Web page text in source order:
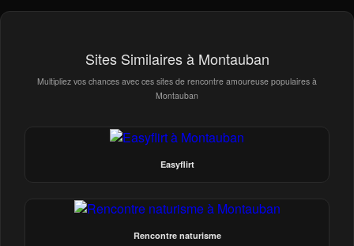
Sites Similaires à Montauban
Multipliez vos chances avec ces sites de rencontre amoureuse populaires à
Montauban
Easyflirt
Rencontre naturisme